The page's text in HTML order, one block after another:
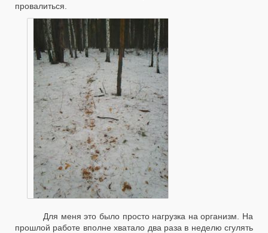
провалиться.
Для меня это было просто нагрузка на организм. На
прошлой работе вполне хватало два раза в неделю сгулять